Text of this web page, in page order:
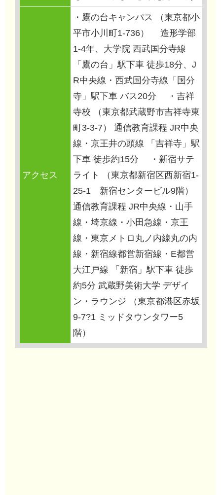
アクセス
・鷹の台キャンパス （東京都小
平市小川町1-736） 造形学部
1-4年、大学院 西武国分寺線
「鷹の台」駅下車 徒歩18分、J
R中央線・西武国分寺線「国分
寺」駅下車 バス20分 ・吉祥
寺校 （東京都武蔵野市吉祥寺東
町3-3-7） 通信教育課程 JR中央
線・京王井の頭線 「吉祥寺」駅
下車 徒歩約15分 ・新宿サテ
ライト （東京都新宿区西新宿1-
25-1 新宿センタービル9階）
通信教育課程 JR中央線・山手
線・埼京線・小田急線・京王
線・東京メトロ丸ノ内線丸の内
線・新宿線都営新宿線・E都営
大江戸線 「新宿」駅下車 徒歩
約5分 武蔵野美術大学 デザイ
ン・ラウンジ （東京都港区赤坂
9-7?1 ミッドタウンタワー5
階）